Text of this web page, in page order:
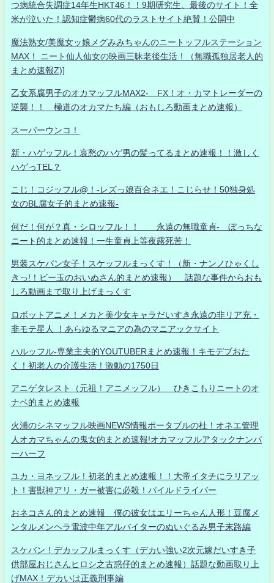
つ病統合失調症14年生HKT46！！9期研究生、最後のサイト！全
米が泣いた！認知症鬱病60代のラストサイト絶賛！公開中
魔法熟女/美魔女ッ娘メグみみちゃんのニートッフルステーション
MAX！ ニート仙人仙女の映画三昧老後生活！（無職孤独居老人的
まとめ速報Z)]
乙女系腐男子のオカマッフルMAX2- FX！オ・カマトレーダーの
逆襲！！ 極道のオカマたち編（おもしろ動画まとめ速報）
スーパーウンコ！
新・ハゲッフル！哀愁のハゲ男の髪ってるまとめ速報！！激しく
ハゲっTEL？
こじ！コジッフル@！-レズっ娘百合ネエ！こじらせ！50独身処
女のBL腐女子的まとめ速報-
何だ！何が？真・シロッフル！！ 永遠の無職童貞- ぼっちな
ニート的まとめ速報！一生童貞上等夜露死苦！
男装スケバン女子！スケッフルまっくす！（新・ナンノひゃくし
きっ!！ビー玉のおいぬさん的まとめ速報） 話題な事件からおも
しろ動画まで取り上げまっくす
ロボットアニメ！メカと美少女キャラだいすき永遠の非リア充・
非モテ星人 ！あらゆるマニアの為のマニアックサイト
ハルッフル-専業主夫的YOUTUBERまとめ速報！キモデブおた
く！初老人の介護生活！激動の1750日
アニゲタレスト（元祖！アニメッフル） ひきこもりニートのオ
ナベ的まとめ速報
火浦のシネマッフル映画NEWS情報ポータブルの杜！オネエ管理
人オカマちゃんの鬼女的まとめ速報!オカマッフルアタックナンバ
ーハーフ
ユカ・ヨネッフル！初老的まとめ速報！！大帝イタチにラリアッ
ト！害獣神アリ・ガー被害に必殺！パイルドライバー
おネコさん的まとめ速報 僕の彼女はエリーちゃん人形！豆腐メ
ンタルメンヘラ電波中年アルバイターのぬいぐるみ男子末路編
スケバン！デカッフルまっくす（デカい強い2次元嫁だいすき子
供部屋おじさんヒロシ之古惑仔的まとめ速報）話題な動画取り上
げMAX！デカいは正義刑事編